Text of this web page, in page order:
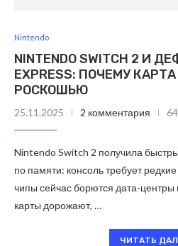
Nintendo
NINTENDO SWITCH 2 И
EXPRESS: ПОЧЕМУ
РОСКОШЬЮ
25.11.2025 2 комментария
Nintendo Switch 2 получила
по памяти: консоль требует
чипы сейчас борются дата-центры
карты дорожают, …
ЧИТАТЬ